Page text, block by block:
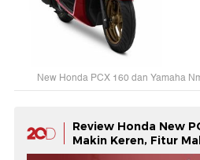
New Honda PCX 160 dan Yamaha
Review Honda New
Makin Keren, Fitur